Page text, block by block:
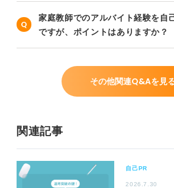
家庭教師でのアルバイト経験を自
ですが、ポイントはありますか？
その他関連Q&Aを見
関連記事
自己PR
2026.7.30